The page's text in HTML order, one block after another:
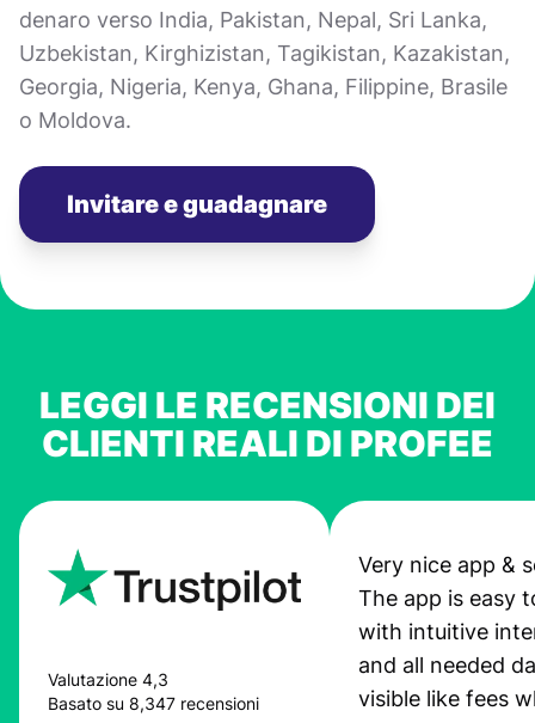
denaro verso India, Pakistan, Nepal, Sri Lanka,
Uzbekistan, Kirghizistan, Tagikistan, Kazakistan,
Georgia, Nigeria, Kenya, Ghana, Filippine, Brasile
o Moldova.
Invitare e guadagnare
LEGGI LE RECENSIONI DEI
CLIENTI REALI DI PROFEE
Valutazione 4,3
Basato su 8,347 recensioni
Very nice app &
The app is easy
with intuitive
and all needed
visible like fees